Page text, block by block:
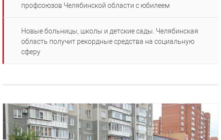
профсоюзов Челябинской области с юбилеем
Новые больницы, школы и детские сады. Челябинская
область получит рекордные средства на социальную
сферу